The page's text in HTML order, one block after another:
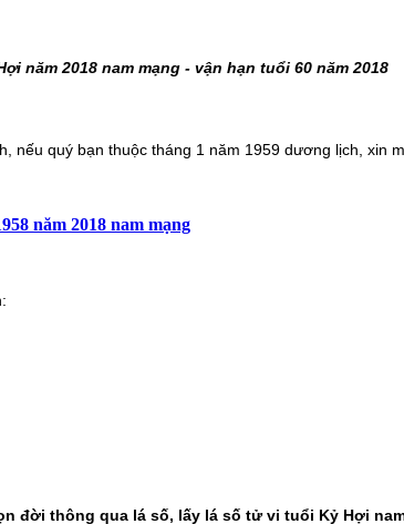
năm 2018 nam mạng - vận hạn tuổi 60 năm 2018
nếu quý bạn thuộc tháng 1 năm 1959 dương lịch, xin
năm 2018 nam mạng
đời thông qua lá số, lấy lá số tử vi tuổi Kỷ Hợi